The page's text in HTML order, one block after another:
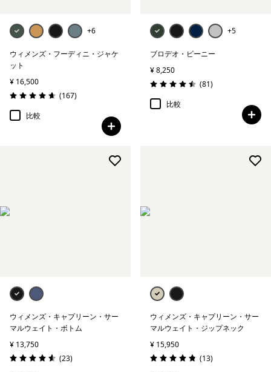
+6
ウィメンズ・フーディニ・ジャケ
ット
¥ 16,500
評価: 4.7 / 5
(167レビュー
)
比較
+5
ブロデオ・ビーニー
¥ 8,250
評価: 4.5 / 5
(81レビュー
)
比較
ウィメンズ・キャプリーン・サー
マルウェイト・ボトム
¥ 13,750
評価: 4.6 / 5
(23レビュー
)
ウィメンズ・キャプリーン・サー
マルウェイト・ジップネック
¥ 15,950
評価: 4.8 / 5
(13レビュー
)